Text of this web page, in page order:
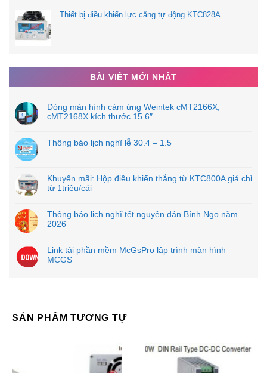
Thiết bị điều khiển lực căng tự động KTC828A
BÀI VIẾT MỚI NHẤT
Dòng màn hình cảm ứng Weintek cMT2166X,
cMT2168X kích thước 15.6″
Thông báo lịch nghĩ lễ 30.4 – 1.5
Khuyến mãi: Hộp điều khiển thắng từ KTC800A giá chỉ
từ 1triệu/cái
Thông báo lịch nghĩ tết nguyên đán Bính Ngọ năm
2026
Link tải phần mềm McGsPro lập trình màn hình
MCGS
SẢN PHẨM TƯƠNG TỰ